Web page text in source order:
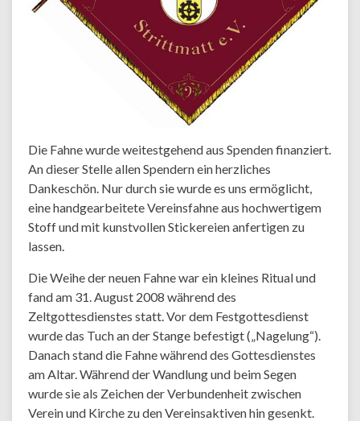
Die Fahne wurde weitestgehend aus Spenden finanziert.
An dieser Stelle allen Spendern ein herzliches
Dankeschön. Nur durch sie wurde es uns ermöglicht,
eine handgearbeitete Vereinsfahne aus hochwertigem
Stoff und mit kunstvollen Stickereien anfertigen zu
lassen.
Die Weihe der neuen Fahne war ein kleines Ritual und
fand am 31. August 2008 während des
Zeltgottesdienstes statt. Vor dem Festgottesdienst
wurde das Tuch an der Stange befestigt („Nagelung“).
Danach stand die Fahne während des Gottesdienstes
am Altar. Während der Wandlung und beim Segen
wurde sie als Zeichen der Verbundenheit zwischen
Verein und Kirche zu den Vereinsaktiven hin gesenkt.